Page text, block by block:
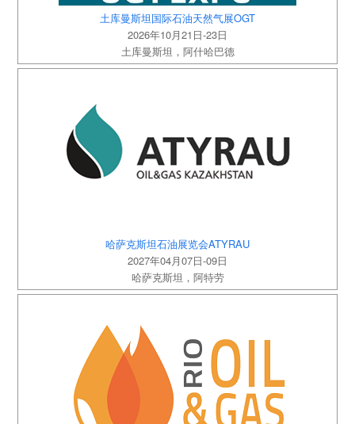
土库曼斯坦国际石油天然气展OGT
2026年10月21日-23日
土库曼斯坦，阿什哈巴德
哈萨克斯坦石油展览会ATYRAU
2027年04月07日-09日
哈萨克斯坦，阿特劳